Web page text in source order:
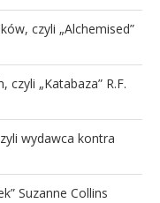
czyli „Alchemised”
„Katabaza” R.F.
wydawca kontra
Suzanne Collins